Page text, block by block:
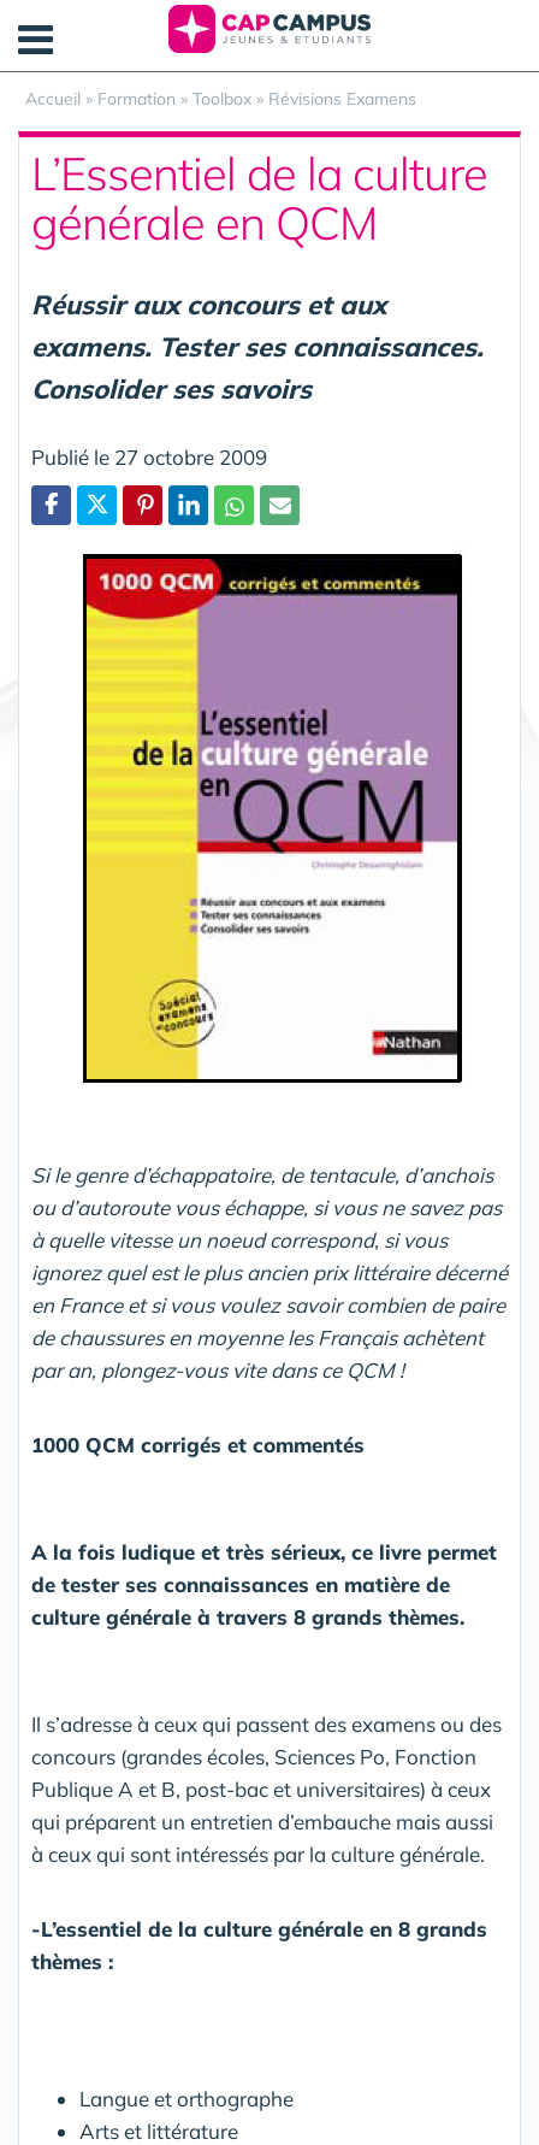
Accueil » Formation » Toolbox » Révisions Examens
L’Essentiel de la culture
générale en QCM
Réussir aux concours et aux
examens. Tester ses connaissances.
Consolider ses savoirs
Publié le 27 octobre 2009
Si le genre d’échappatoire, de tentacule, d’anchois
ou d’autoroute vous échappe, si vous ne savez pas
à quelle vitesse un noeud correspond, si vous
ignorez quel est le plus ancien prix littéraire décerné
en France et si vous voulez savoir combien de paire
de chaussures en moyenne les Français achètent
par an, plongez-vous vite dans ce QCM !
1000 QCM corrigés et commentés
A la fois ludique et très sérieux, ce livre permet
de tester ses connaissances en matière de
culture générale à travers 8 grands thèmes.
Il s’adresse à ceux qui passent des examens ou des
concours (grandes écoles, Sciences Po, Fonction
Publique A et B, post-bac et universitaires) à ceux
qui préparent un entretien d’embauche mais aussi
à ceux qui sont intéressés par la culture générale.
-L’essentiel de la culture générale en 8 grands
thèmes :
Langue et orthographe
Arts et littérature
Panneau de gestion des cookies